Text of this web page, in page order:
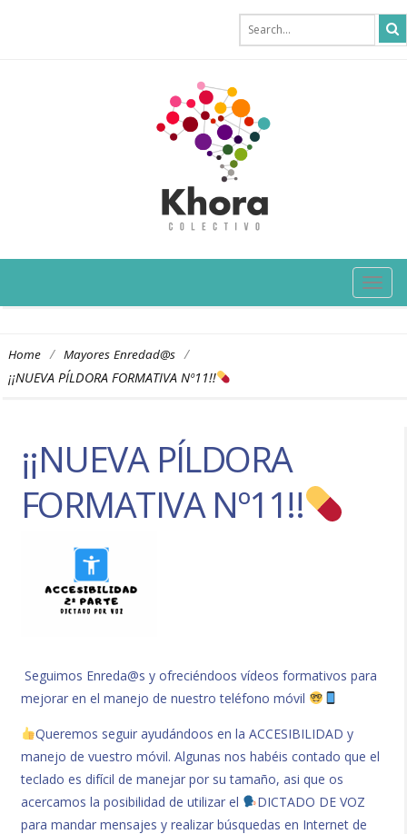
Home / Mayores Enredad@s /
¡¡NUEVA PÍLDORA FORMATIVA Nº11!!
¡¡NUEVA PÍLDORA
FORMATIVA Nº11!!
Seguimos Enreda@s y ofreciéndoos vídeos formativos para
mejorar en el manejo de nuestro teléfono móvil
Queremos seguir ayudándoos en la ACCESIBILIDAD y
manejo de vuestro móvil. Algunas nos habéis contado que el
teclado es difícil de manejar por su tamaño, asi que os
acercamos la posibilidad de utilizar el
DICTADO DE VOZ
para mandar mensajes y realizar búsquedas en Internet de